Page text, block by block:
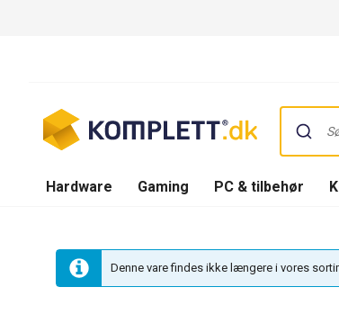
Hardware Gaming PC & tilbehør
Denne vare findes ikke længere i vores